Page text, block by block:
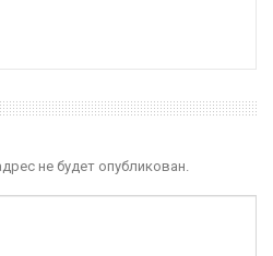
не будет опубликован.